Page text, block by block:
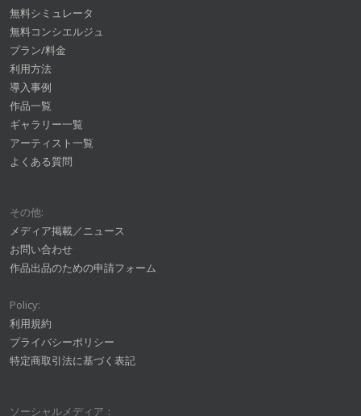
無料シミュレータ
無料コンシエルジュ
プラン/料金
利用方法
導入事例
作品一覧
ギャラリー一覧
アーティスト一覧
よくある質問
その他:
メディア掲載／ニュース
お問い合わせ
作品出品のための申請フォーム
Policy:
利用規約
プライバシーポリシー
特定商取引法に基づく表記
ソーシャルメディア：